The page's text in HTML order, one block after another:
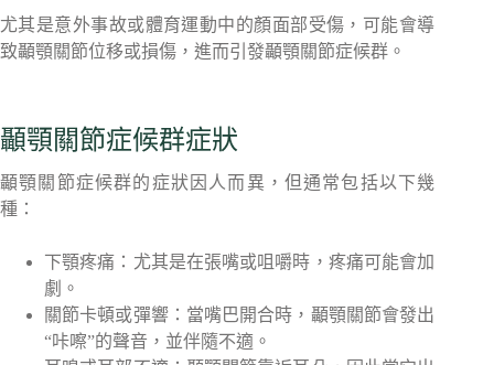
尤其是意外事故或體育運動中的顏面部受傷，可能會導
致顳顎關節位移或損傷，進而引發顳顎關節症候群。
顳顎關節症候群症狀
顳顎關節症候群的症狀因人而異，但通常包括以下幾
種：
下顎疼痛：尤其是在張嘴或咀嚼時，疼痛可能會加
劇。
關節卡頓或彈響：當嘴巴開合時，顳顎關節會發出
“咔嚓”的聲音，並伴隨不適。